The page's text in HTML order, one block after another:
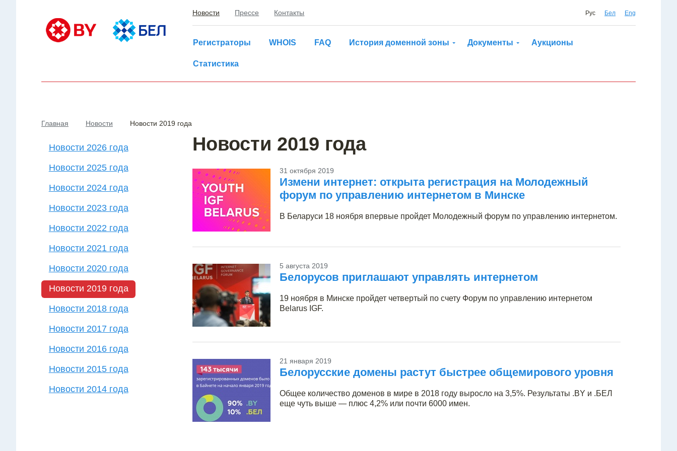
Новости Прессе Контакты Рус Бел Eng
Регистраторы WHOIS FAQ История доменной зоны Документы Аукционы
Статистика
Главная Новости Новости 2019 года
Новости 2019 года
31 октября 2019
Измени интернет: открыта регистрация на Молодежный
форум по управлению интернетом в Минске
В Беларуси 18 ноября впервые пройдет Молодежный форум по управлению интернетом.
5 августа 2019
Белорусов приглашают управлять интернетом
19 ноября в Минске пройдет четвертый по счету Форум по управлению интернетом
Belarus IGF.
21 января 2019
Белорусские домены растут быстрее общемирового уровня
Общее количество доменов в мире в 2018 году выросло на 3,5%. Результаты .BY и .БЕЛ
еще чуть выше — плюс 4,2% или почти 6000 имен.
Новости 2026 года
Новости 2025 года
Новости 2024 года
Новости 2023 года
Новости 2022 года
Новости 2021 года
Новости 2020 года
Новости 2019 года
Новости 2018 года
Новости 2017 года
Новости 2016 года
Новости 2015 года
Новости 2014 года